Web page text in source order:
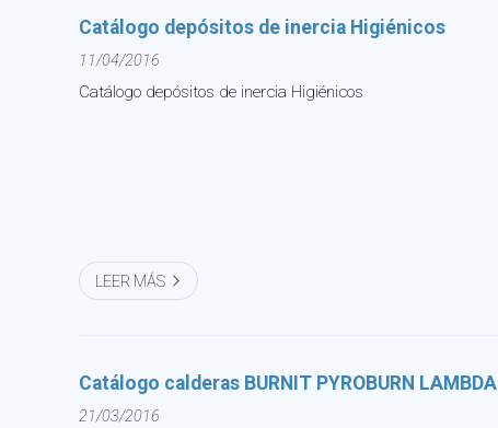
Catálogo depósitos de inercia Higiénicos
11/04/2016
Catálogo depósitos de inercia Higiénicos
LEER MÁS
Catálogo calderas BURNIT PYROBURN LAMBDA
21/03/2016